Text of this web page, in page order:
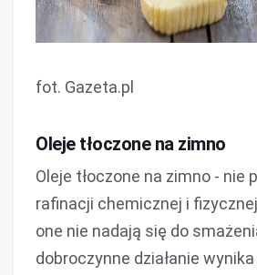
fot. Gazeta.pl
Oleje tłoczone na zimno
Oleje tłoczone na zimno - nie
rafinacji chemicznej i
one nie nadają się do
dobroczynne działanie